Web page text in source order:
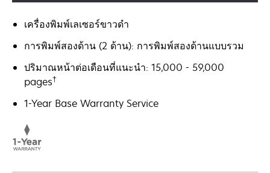
เครื่องพิมพ์เลเซอร์ขาวดำ
การพิมพ์สองด้าน (2 ด้าน): การพิมพ์สองด้านแบบรวม
ปริมาณหน้าต่อเดือนที่แนะนำ: 15,000 - 59,000
pages†
1-Year Base Warranty Service